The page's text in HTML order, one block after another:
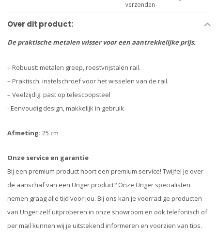
verzonden
Over dit product:
De praktische metalen wisser voor een aantrekkelijke prijs.
– Robuust: metalen greep, roestvrijstalen rail.
– Praktisch: instelschroef voor het wisselen van de rail.
– Veelzijdig: past op telescoopsteel
- Eenvoudig design, makkelijk in gebruik
Afmeting: 25 cm
Onze service en garantie
Bij een premium product hoort een premium service! Twijfel je over
de aanschaf van een Unger product? Onze Unger specialisten
nemen graag alle tijd voor jou. Bij ons kan je voorradige producten
van Unger zelf uitproberen in onze showroom en ook telefonisch of
per mail kunnen wij je uitstekend informeren en voorzien van tips.